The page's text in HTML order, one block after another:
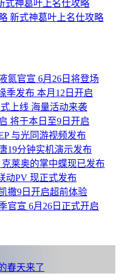
新式神葛叶上名仕攻略
氮官宣 6月26日将登场
季发布 本月12日开启
上线 海量活动来袭
将于本日至9日开启
与光同游视频发布
19分钟实机演示发布
莱奥的掌中蝶现已发布
动PV 现正式发布
撒9日开启超前体验
官宣 6月26日正式开启
春天来了